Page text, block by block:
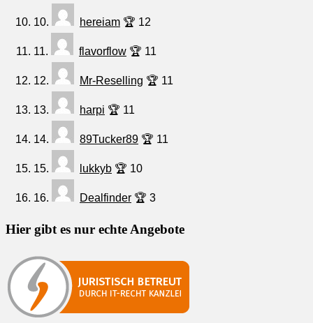
10. hereiam 🏆 12
11. flavorflow 🏆 11
12. Mr-Reselling 🏆 11
13. harpi 🏆 11
14. 89Tucker89 🏆 11
15. lukkyb 🏆 10
16. Dealfinder 🏆 3
Hier gibt es nur echte Angebote